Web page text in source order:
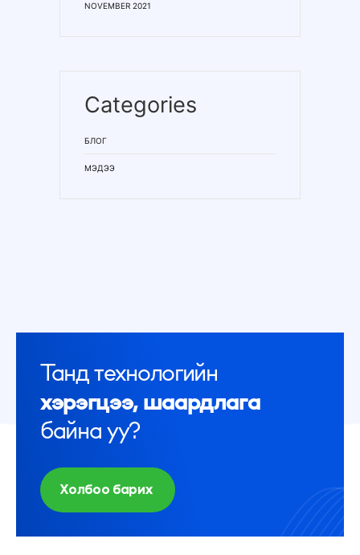
NOVEMBER 2021
Categories
БЛОГ
МЭДЭЭ
Танд технологийн
хэрэгцээ, шаардлага
байна уу?
Холбоо барих